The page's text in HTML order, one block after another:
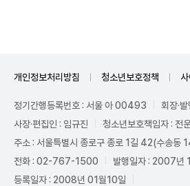
개인정보처리방침 청소년보호정책
정기간행등록번호 : 서울 아 00493
회장·
사장·편집인 : 임규진
청소년보호책임자 : 전
주소 : 서울특별시 종로구 종로 1길 42(수송동
전화 : 02-767-1500
발행일자 : 2007년
등록일자 : 2008년 01월10일